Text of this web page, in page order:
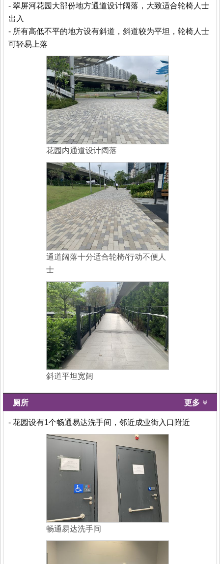
- 翠屏河花园大部份地方通道设计阔落，大致适合轮椅人士
出入
- 所有高低不平的地方设有斜道，斜道较为平坦，轮椅人士
可轻易上落
花园内通道设计阔落
通道阔落十分适合轮椅/行动不便人
士
斜道平坦宽阔
厕所 更多
- 花园设有1个畅通易达洗手间，邻近成业街入口附近
畅通易达洗手间